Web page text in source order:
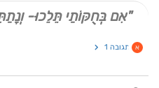
"אִם בְּחֻקּוֹתַי תֵּלֵכוּ-
א תגובה 1